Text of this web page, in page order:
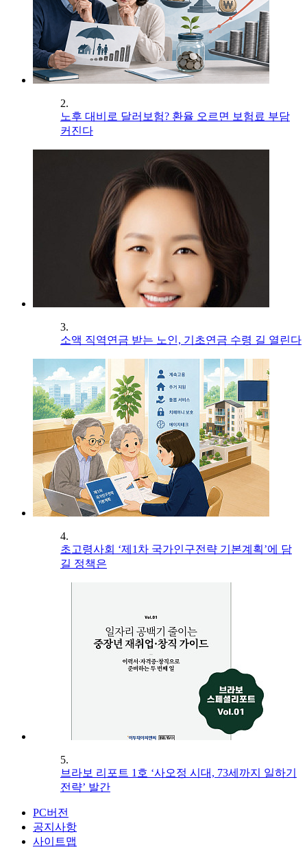
2.
노후 대비로 달러보험? 환율 오르면 보험료 부담
커진다
3.
소액 직역연금 받는 노인, 기초연금 수령 길 열린다
4.
초고령사회 ‘제1차 국가인구전략 기본계획’에 담
길 정책은
5.
브라보 리포트 1호 ‘사오정 시대, 73세까지 일하기
전략’ 발간
PC버전
공지사항
사이트맵